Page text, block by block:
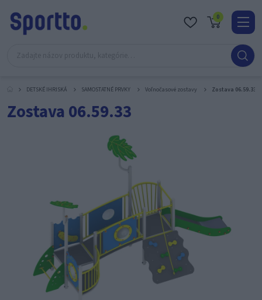
0
O
DETSKÉ IHRISKÁ SAMOSTATNÉ PRVKY Voľnočasové zostavy Zostava 06.59.33
Zostava 06.59.33